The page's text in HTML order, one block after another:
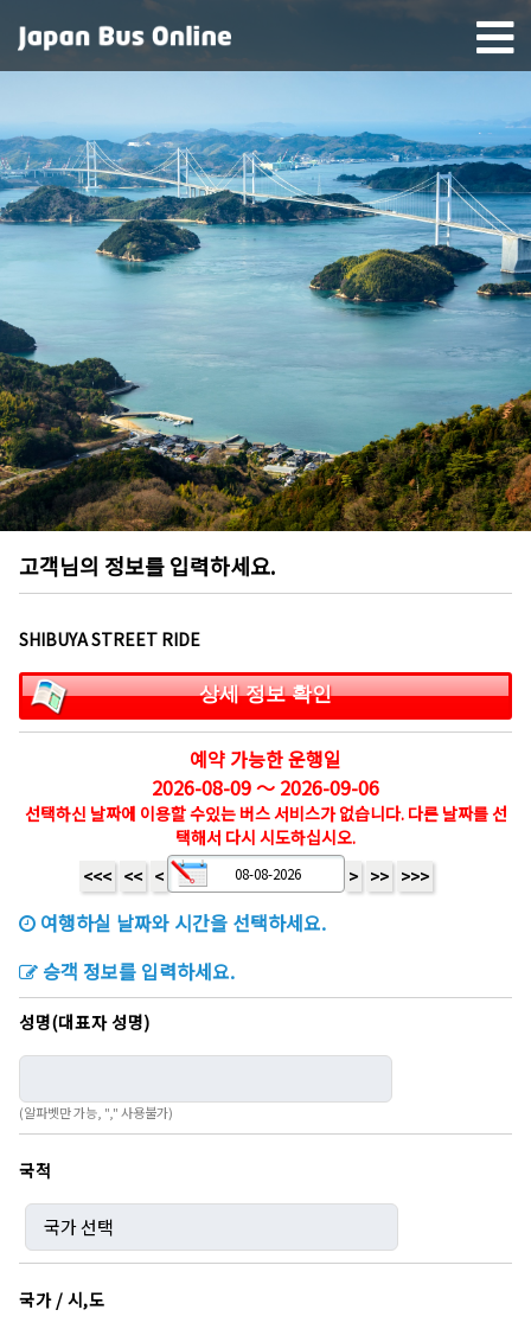
고객님의 정보를 입력하세요.
SHIBUYA STREET RIDE
상세 정보 확인
예약 가능한 운행일
2026-08-09 ～ 2026-09-06
선택하신 날짜에 이용할 수있는 버스 서비스가 없습니다. 다른 날짜를 선
택해서 다시 시도하십시오.
<<< << < > >> >>>
여행하실 날짜와 시간을 선택하세요.
승객 정보를 입력하세요.
성명(대표자 성명)
(알파벳만 가능, "," 사용불가)
국적
국가 / 시,도